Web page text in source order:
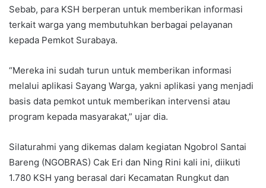
Sebab, para KSH berperan untuk memberikan informasi
terkait warga yang membutuhkan berbagai pelayanan
kepada Pemkot Surabaya.
“Mereka ini sudah turun untuk memberikan informasi
melalui aplikasi Sayang Warga, yakni aplikasi yang menjadi
basis data pemkot untuk memberikan intervensi atau
program kepada masyarakat,” ujar dia.
Silaturahmi yang dikemas dalam kegiatan Ngobrol Santai
Bareng (NGOBRAS) Cak Eri dan Ning Rini kali ini, diikuti
1.780 KSH yang berasal dari Kecamatan Rungkut dan